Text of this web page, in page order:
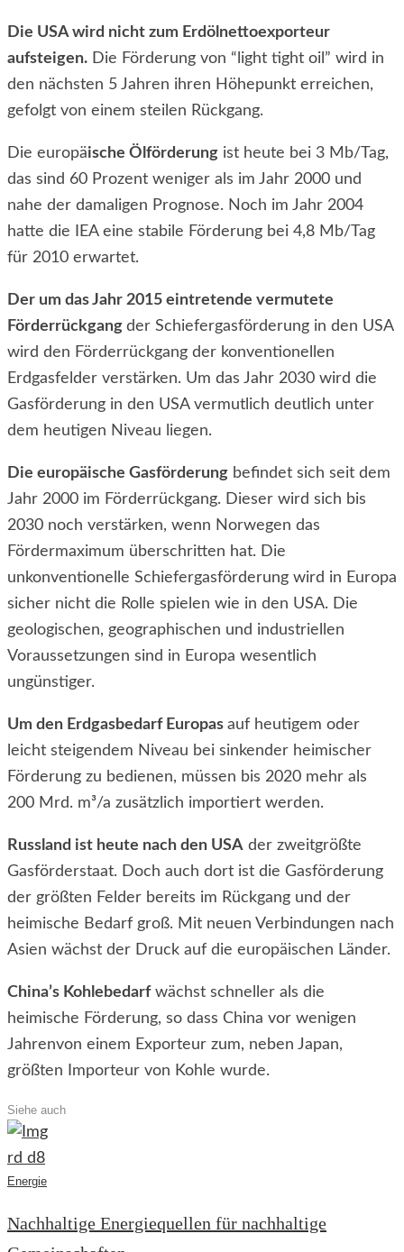
Die USA wird nicht zum Erdölnettoexporteur
aufsteigen. Die Förderung von “light tight oil” wird in
den nächsten 5 Jahren ihren Höhepunkt erreichen,
gefolgt von einem steilen Rückgang.
Die europäische Ölförderung ist heute bei 3 Mb/Tag,
das sind 60 Prozent weniger als im Jahr 2000 und
nahe der damaligen Prognose. Noch im Jahr 2004
hatte die IEA eine stabile Förderung bei 4,8 Mb/Tag
für 2010 erwartet.
Der um das Jahr 2015 eintretende vermutete
Förderrückgang der Schiefergasförderung in den USA
wird den Förderrückgang der konventionellen
Erdgasfelder verstärken. Um das Jahr 2030 wird die
Gasförderung in den USA vermutlich deutlich unter
dem heutigen Niveau liegen.
Die europäische Gasförderung befindet sich seit dem
Jahr 2000 im Förderrückgang. Dieser wird sich bis
2030 noch verstärken, wenn Norwegen das
Fördermaximum überschritten hat. Die
unkonventionelle Schiefergasförderung wird in Europa
sicher nicht die Rolle spielen wie in den USA. Die
geologischen, geographischen und industriellen
Voraussetzungen sind in Europa wesentlich
ungünstiger.
Um den Erdgasbedarf Europas auf heutigem oder
leicht steigendem Niveau bei sinkender heimischer
Förderung zu bedienen, müssen bis 2020 mehr als
200 Mrd. m³/a zusätzlich importiert werden.
Russland ist heute nach den USA der zweitgrößte
Gasförderstaat. Doch auch dort ist die Gasförderung
der größten Felder bereits im Rückgang und der
heimische Bedarf groß. Mit neuen Verbindungen nach
Asien wächst der Druck auf die europäischen Länder.
China’s Kohlebedarfwächst schneller als die
heimische Förderung, so dass China vor wenigen
Jahrenvon einem Exporteur zum, neben Japan,
größten Importeur von Kohle wurde.
Siehe auch
Energie
Nachhaltige Energiequellen für nachhaltige